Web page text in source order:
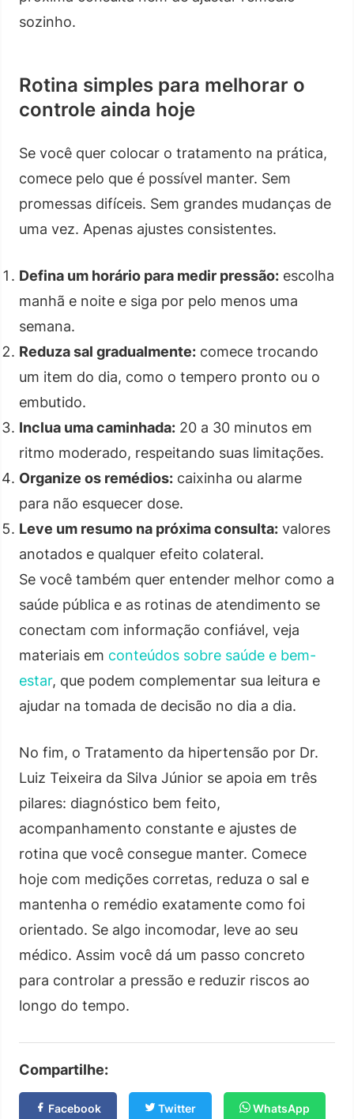
sozinho.
Rotina simples para melhorar o
controle ainda hoje
Se você quer colocar o tratamento na prática,
comece pelo que é possível manter. Sem
promessas difíceis. Sem grandes mudanças de
uma vez. Apenas ajustes consistentes.
Defina um horário para medir pressão: escolha
manhã e noite e siga por pelo menos uma
semana.
Reduza sal gradualmente: comece trocando
um item do dia, como o tempero pronto ou o
embutido.
Inclua uma caminhada: 20 a 30 minutos em
ritmo moderado, respeitando suas limitações.
Organize os remédios: caixinha ou alarme
para não esquecer dose.
Leve um resumo na próxima consulta: valores
anotados e qualquer efeito colateral.
Se você também quer entender melhor como a
saúde pública e as rotinas de atendimento se
conectam com informação confiável, veja
materiais em conteúdos sobre saúde e bem-
estar, que podem complementar sua leitura e
ajudar na tomada de decisão no dia a dia.
No fim, o Tratamento da hipertensão por Dr.
Luiz Teixeira da Silva Júnior se apoia em três
pilares: diagnóstico bem feito,
acompanhamento constante e ajustes de
rotina que você consegue manter. Comece
hoje com medições corretas, reduza o sal e
mantenha o remédio exatamente como foi
orientado. Se algo incomodar, leve ao seu
médico. Assim você dá um passo concreto
para controlar a pressão e reduzir riscos ao
longo do tempo.
Compartilhe:
Facebook Twitter WhatsApp